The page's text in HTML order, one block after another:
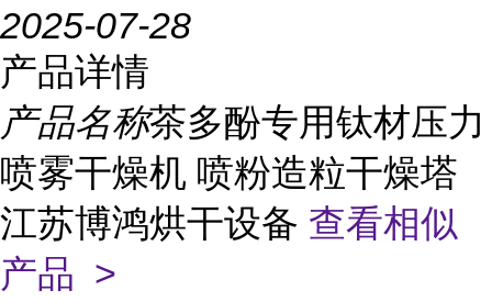
2025-07-28
产品详情
产品名称茶多酚专用钛材压力
喷雾干燥机 喷粉造粒干燥塔
江苏博鸿烘干设备 查看相似
产品 >